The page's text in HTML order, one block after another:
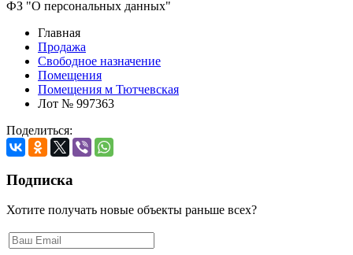
ФЗ "О персональных данных"
Главная
Продажа
Свободное назначение
Помещения
Помещения м Тютчевская
Лот № 997363
Поделиться:
Подписка
Хотите получать новые объекты раньше всех?